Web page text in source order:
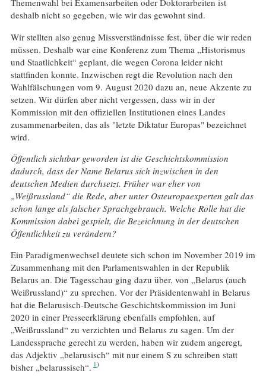
Themenwahl bei Examensarbeiten oder Doktorarbeiten ist
deshalb nicht so gegeben, wie wir das gewohnt sind.
Wir stellten also genug Missverständnisse fest, über die wir reden
müssen. Deshalb war eine Konferenz zum Thema „Historismus
und Staatlichkeit“ geplant, die wegen Corona leider nicht
stattfinden konnte. Inzwischen regt die Revolution nach den
Wahlfälschungen vom 9. August 2020 dazu an, neue Akzente zu
setzen. Wir dürfen aber nicht vergessen, dass wir in der
Kommission mit den offiziellen Institutionen eines Landes
zusammenarbeiten, das als "letzte Diktatur Europas" bezeichnet
wird.
Öffentlich sichtbar geworden ist die Geschichtskommission
dadurch, dass der Name Belarus sich inzwischen in den
deutschen Medien durchsetzt. Früher war eher von
„Weißrussland“ die Rede, aber unter Osteuropaexperten galt das
schon lange als falscher Sprachgebrauch. Welche Rolle hat die
Kommission dabei gespielt, die Bezeichnung in der deutschen
Öffentlichkeit zu verändern?
Ein Paradigmenwechsel deutete sich schon im November 2019 im
Zusammenhang mit den Parlamentswahlen in der Republik
Belarus an. Die Tagesschau ging dazu über, von „Belarus (auch
Weißrussland)“ zu sprechen. Vor der Präsidentenwahl in Belarus
hat die Belarusisch-Deutsche Geschichtskommission im Juni
2020 in einer Presseerklärung ebenfalls empfohlen, auf
„Weißrussland“ zu verzichten und Belarus zu sagen. Um der
Landessprache gerecht zu werden, haben wir zudem angeregt,
das Adjektiv „belarusisch“ mit nur einem S zu schreiben statt
bisher „belarussisch“. 1